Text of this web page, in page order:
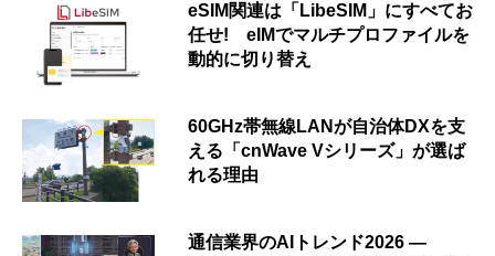
eSIM関連は「LibeSIM」にすべてお
任せ! eIMでマルチプロファイルを
動的に切り替え
60GHz帯無線LANが自治体DXを支
える「cnWave Vシリーズ」が選ば
れる理由
通信業界のAIトレンド2026 ―